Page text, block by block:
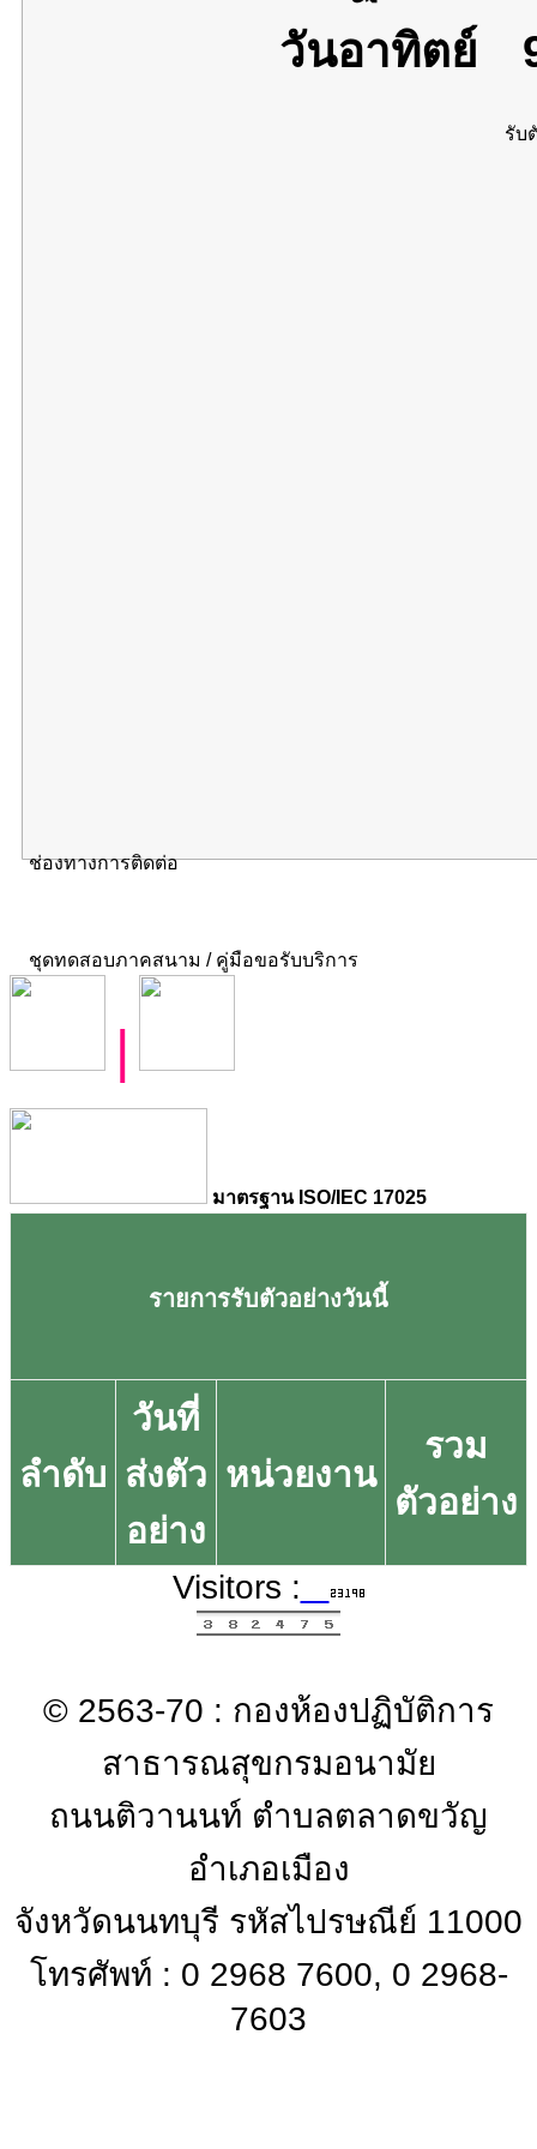
วันอาทิตย์
รับ
ช่องทางการติดต่อ
ชุดทดสอบภาคสนาม / คู่มือขอรับบริการ
มาตรฐาน ISO/IEC 17025
รายการรับตัวอย่างวันนี้
ลำดับ
วันที่
ส่งตัว
อย่าง
หน่วยงาน
รวม
ตัวอย่าง
Visitors :
© 2563-70 : กองห้องปฏิบัติการ
สาธารณสุขกรมอนามัย
ถนนติวานนท์ ตำบลตลาดขวัญ
อำเภอเมือง
จังหวัดนนทบุรี รหัสไปรษณีย์ 11000
โทรศัพท์ : 0 2968 7600, 0 2968-
7603